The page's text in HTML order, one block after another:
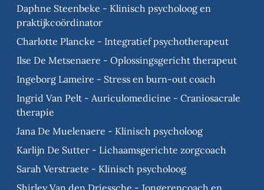
Daphne Steenbeke - Klinisch psycholoog en
praktijkcoördinator
Charlotte Plancke - Integratief psychotherapeut
Ilse De Metsenaere - Oplossingsgericht therapeut
Ingeborg Lameire - Stress en burn-out coach
Ingrid Van Pelt - Auriculomedicine - Craniosacrale
therapie
Jana De Muelenaere - Klinisch psycholoog
Karlijn De Sutter - Lichaamsgerichte zorgcoach
Sarah Verstraete - Klinisch psycholoog
Shirley Van den Driessche - Jongerencoach en